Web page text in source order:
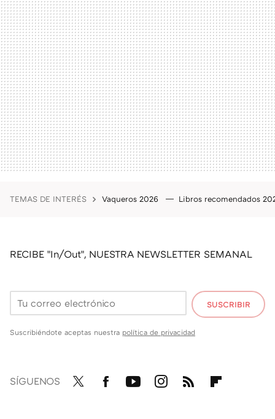
TEMAS DE INTERÉS Vaqueros 2026 Libros recomendados
RECIBE "In/Out", NUESTRA NEWSLETTER SEMANAL
SUSCRIBIR
Suscribiéndote aceptas nuestra política de privacidad
SÍGUENOS